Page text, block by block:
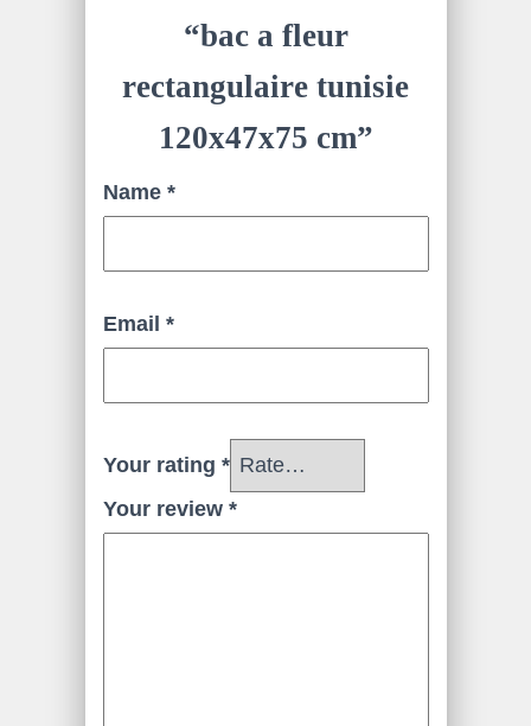
“bac a fleur
rectangulaire tunisie
120x47x75 cm”
Name *
Email *
Your rating *
Your review *